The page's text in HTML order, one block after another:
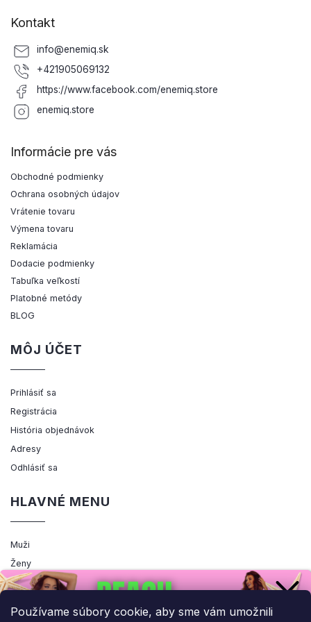
Používame súbory cookie, aby sme vám umožnili
Kontakt
info@enemiq.sk
+421905069132
https://www.facebook.com/enemiq.store
enemiq.store
Informácie pre vás
Obchodné podmienky
Ochrana osobných údajov
Vrátenie tovaru
Výmena tovaru
Reklamácia
Dodacie podmienky
Tabuľka veľkostí
Platobné metódy
BLOG
MÔJ ÚČET
Prihlásiť sa
Registrácia
História objednávok
Adresy
Odhlásiť sa
HLAVNÉ MENU
Muži
Ženy
Výpredaj